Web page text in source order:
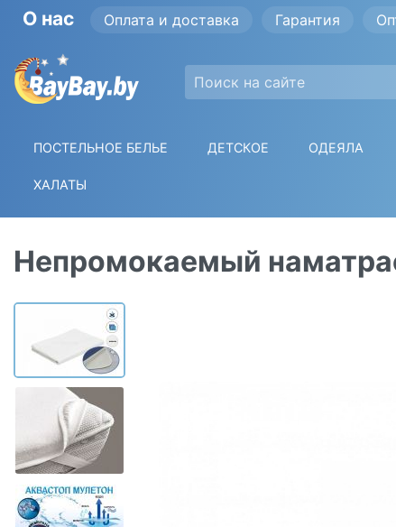
О нас Оплата и доставка Гарантия
ПОСТЕЛЬНОЕ БЕЛЬЕ ДЕТСКОЕ ОДЕЯЛА
ХАЛАТЫ
Непромокаемый